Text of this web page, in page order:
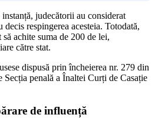
judecătorii au considerat
decis respingerea acesteia. Totodată,
achite suma de 200 de lei,
către stat.
dispusă prin încheierea nr. 279 din
penală a Înaltei Curți de Casație
de influență